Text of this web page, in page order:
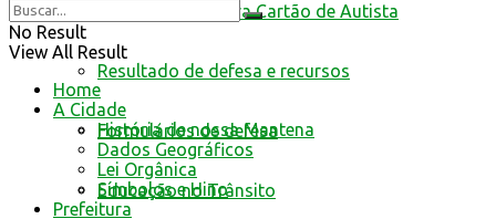
Requerimento para Cartão de Autista
Resultado de defesa e recursos
Formulários de defesa
Educação no Trânsito
No Result
View All Result
Home
A Cidade
História de nossa Mantena
Dados Geográficos
Lei Orgânica
Símbolos e Hino
Prefeitura